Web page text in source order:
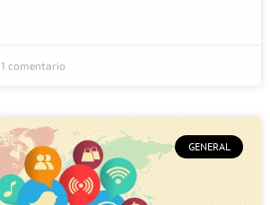
1 comentario
GENERAL